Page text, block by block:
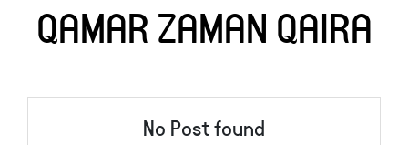
QAMAR ZAMAN QAIRA
No Post found